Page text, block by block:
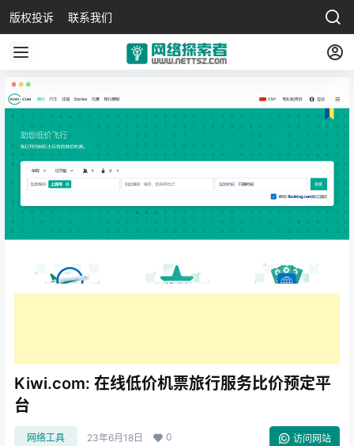
版权投诉 联系我们
Kiwi.com: 在线低价机票旅行服务比价预定平
台
网络工具 23年6月18日 0 访问网站